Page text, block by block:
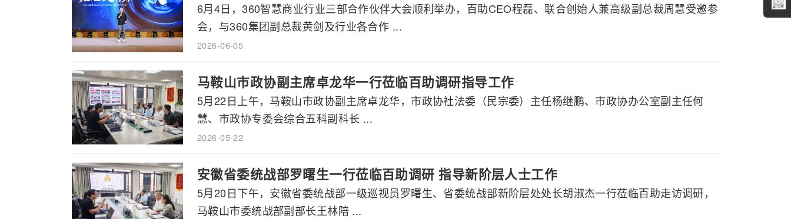
6月4日，360智慧商业行业三部合作伙伴大会顺利举办，百助CEO程磊、联合创始人兼高级副总裁周慧受邀参
会，与360集团副总裁黄剑及行业各合作 ...
2026-06-05
马鞍山市政协副主席卓龙华一行莅临百助调研指导工作
5月22日上午，马鞍山市政协副主席卓龙华，市政协社法委（民宗委）主任杨继鹏、市政协办公室副主任何
慧、市政协专委会综合五科副科长 ...
2026-05-22
安徽省委统战部罗曙生一行莅临百助调研 指导新阶层人士工作
5月20日下午，安徽省委统战部一级巡视员罗曙生、省委统战部新阶层处处长胡淑杰一行莅临百助走访调研，
马鞍山市委统战部副部长王林陪 ...